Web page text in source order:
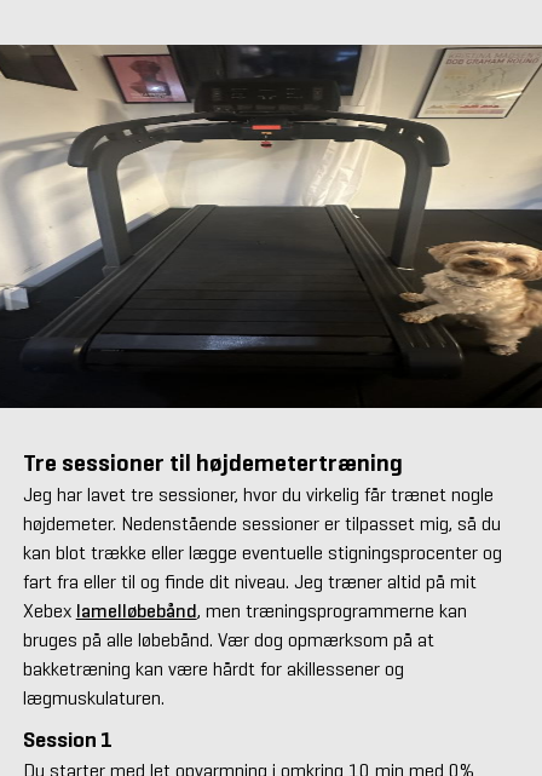
Tre sessioner til højdemetertræning
Jeg har lavet tre sessioner, hvor du virkelig får trænet nogle
højdemeter. Nedenstående sessioner er tilpasset mig, så du
kan blot trække eller lægge eventuelle stigningsprocenter og
fart fra eller til og finde dit niveau. Jeg træner altid på mit
Xebex lamelløbebånd, men træningsprogrammerne kan
bruges på alle løbebånd. Vær dog opmærksom på at
bakketræning kan være hårdt for akillessener og
lægmuskulaturen.
Session 1
Du starter med let opvarmning i omkring 10 min med 0%